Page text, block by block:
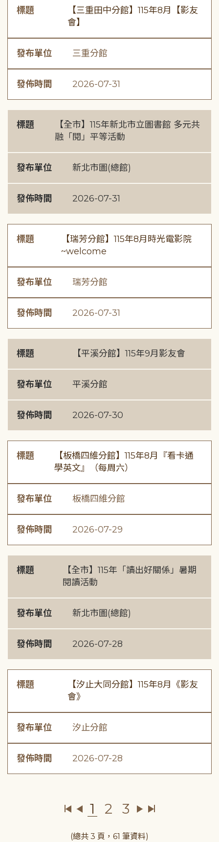
標題
【三重田中分館】115年8月【影友
會】
發布單位 三重分館
發佈時間 2026-07-31
標題
【全市】115年新北市立圖書館 多元共
融「閱」平等活動
發布單位 新北市圖(總館)
發佈時間 2026-07-31
標題
【瑞芳分館】115年8月時光電影院
~welcome
發布單位 瑞芳分館
發佈時間 2026-07-31
標題 【平溪分館】115年9月影友會
發布單位 平溪分館
發佈時間 2026-07-30
標題
【板橋四維分館】115年8月『看卡通
學英文』（每周六）
發布單位 板橋四維分館
發佈時間 2026-07-29
標題
【全市】115年「讀出好關係」暑期
閱讀活動
發布單位 新北市圖(總館)
發佈時間 2026-07-28
標題
【汐止大同分館】115年8月《影友
會》
發布單位 汐止分館
發佈時間 2026-07-28
1 2 3
(總共 3 頁，61 筆資料)